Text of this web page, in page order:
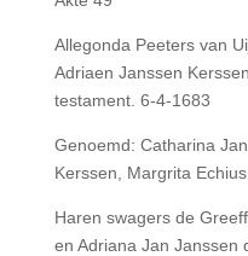
Allegonda Peeters van
Adriaen Janssen
testament. 6-4-1683
Genoemd: Catharina
Kerssen, Margrita
Haren swagers de
en Adriana Jan Janssen